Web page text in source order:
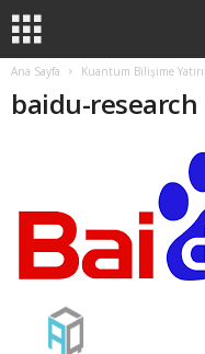
Ana Sayfa Kuantum Bilişime
baidu-research